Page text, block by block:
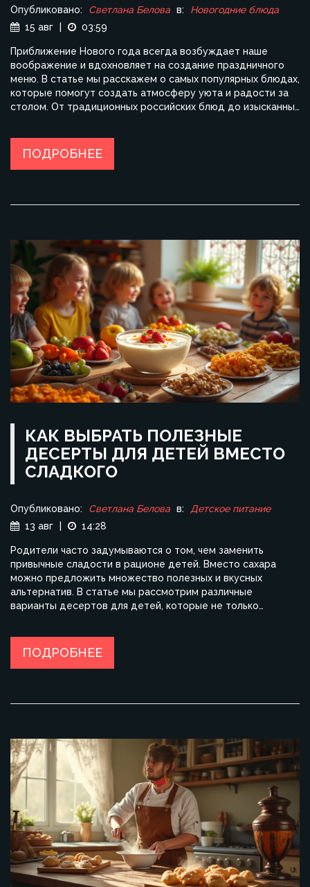
Опубликовано: Светлана Белова в:
Новогодние блюда
15 авг
03:59
Приближение Нового года всегда возбуждает наше
воображение и вдохновляет на создание праздничного
меню. В статье мы расскажем о самых популярных блюдах,
которые помогут создать атмосферу уюта и радости за
столом. От традиционных российских блюд до изысканных
стал еще более запоминающимся. Присоединяйтесь к
нашему кулинарному путешествию и сделайте свой
ПОДРОБНЕЕ
КАК ВЫБРАТЬ ПОЛЕЗНЫЕ
ДЕСЕРТЫ ДЛЯ ДЕТЕЙ ВМЕСТО
СЛАДКОГО
Опубликовано: Светлана Белова в:
Детское питание
13 авг
14:28
Родители часто задумываются о том, чем заменить
привычные сладости в рационе детей. Вместо сахара
можно предложить множество полезных и вкусных
альтернатив. В статье мы рассмотрим различные
варианты десертов для детей, которые не только
йогурты, вы существенно улучшите их общее состояние.
Эти советы помогут родителям сделать правильный
ПОДРОБНЕЕ